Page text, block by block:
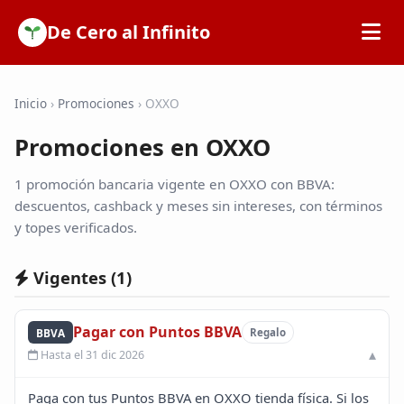
De Cero al Infinito
SOFIPOs
Bancos
Tarjetas de Crédito
Inicio › Promociones › OXXO
Promociones en OXXO
1 promoción bancaria vigente en OXXO con BBVA:
descuentos, cashback y meses sin intereses, con términos
y topes verificados.
Vigentes (1)
BBVA Pagar con Puntos BBVA Regalo
Hasta el 31 dic 2026
Paga con tus Puntos BBVA en OXXO tienda física. Si los